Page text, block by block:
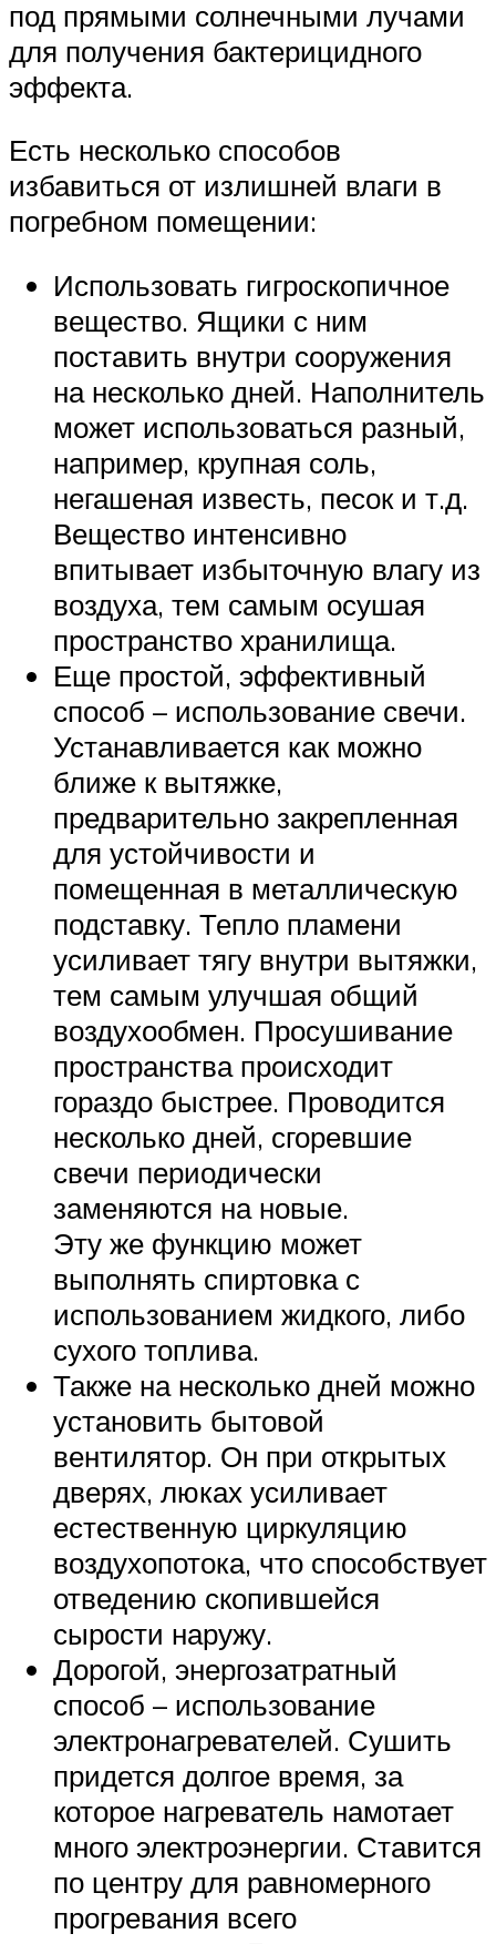
под прямыми солнечными лучами
для получения бактерицидного
эффекта.
Есть несколько способов
избавиться от излишней влаги в
погребном помещении:
Использовать гигроскопичное
вещество. Ящики с ним
поставить внутри сооружения
на несколько дней. Наполнитель
может использоваться разный,
например, крупная соль,
негашеная известь, песок и т.д.
Вещество интенсивно
впитывает избыточную влагу из
воздуха, тем самым осушая
пространство хранилища.
Еще простой, эффективный
способ – использование свечи.
Устанавливается как можно
ближе к вытяжке,
предварительно закрепленная
для устойчивости и
помещенная в металлическую
подставку. Тепло пламени
усиливает тягу внутри вытяжки,
тем самым улучшая общий
воздухообмен. Просушивание
пространства происходит
гораздо быстрее. Проводится
несколько дней, сгоревшие
свечи периодически
заменяются на новые.
Эту же функцию может
выполнять спиртовка с
использованием жидкого, либо
сухого топлива.
Также на несколько дней можно
установить бытовой
вентилятор. Он при открытых
дверях, люках усиливает
естественную циркуляцию
воздухопотока, что способствует
отведению скопившейся
сырости наружу.
Дорогой, энергозатратный
способ – использование
электронагревателей. Сушить
придется долгое время, за
которое нагреватель намотает
много электроэнергии. Ставится
по центру для равномерного
прогревания всего